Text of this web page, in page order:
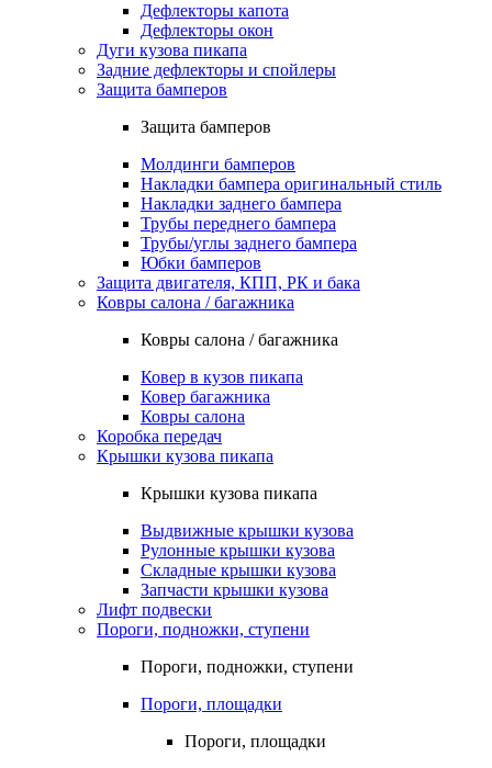
Дефлекторы капота
Дефлекторы окон
Дуги кузова пикапа
Задние дефлекторы и спойлеры
Защита бамперов
Защита бамперов
Молдинги бамперов
Накладки бампера оригинальный стиль
Накладки заднего бампера
Трубы переднего бампера
Трубы/углы заднего бампера
Юбки бамперов
Защита двигателя, КПП, РК и бака
Ковры салона / багажника
Ковры салона / багажника
Ковер в кузов пикапа
Ковер багажника
Ковры салона
Коробка передач
Крышки кузова пикапа
Крышки кузова пикапа
Выдвижные крышки кузова
Рулонные крышки кузова
Складные крышки кузова
Запчасти крышки кузова
Лифт подвески
Пороги, подножки, ступени
Пороги, подножки, ступени
Пороги, площадки
Пороги, площадки